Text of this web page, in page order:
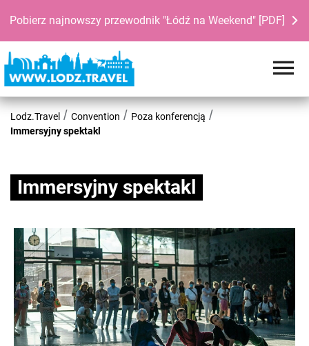
Pobierz najnowszy przewodnik "Łódź na Weekend" [PDF]
Lodz.Travel Convention
Poza konferencją
Immersyjny spektakl
Immersyjny spektakl